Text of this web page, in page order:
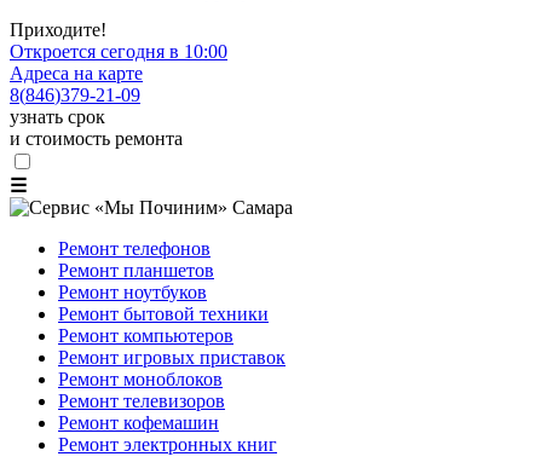
Приходите!
Откроется сегодня в 10:00
Адреса на карте
8(846)379-21-09
узнать срок
и стоимость ремонта
☰
Ремонт телефонов
Ремонт планшетов
Ремонт ноутбуков
Ремонт бытовой техники
Ремонт компьютеров
Ремонт игровых приставок
Ремонт моноблоков
Ремонт телевизоров
Ремонт кофемашин
Ремонт электронных книг